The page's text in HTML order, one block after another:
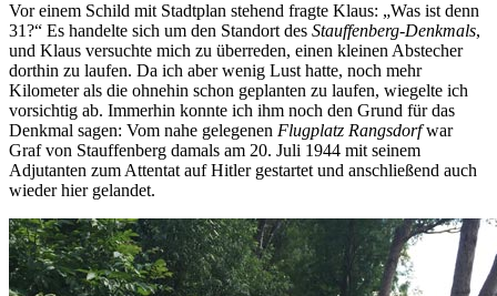
Vor einem Schild mit Stadtplan stehend fragte Klaus: „Was ist denn
31?“ Es handelte sich um den Standort des Stauffenberg-Denkmals,
und Klaus versuchte mich zu überreden, einen kleinen Abstecher
dorthin zu laufen. Da ich aber wenig Lust hatte, noch mehr
Kilometer als die ohnehin schon geplanten zu laufen, wiegelte ich
vorsichtig ab. Immerhin konnte ich ihm noch den Grund für das
Denkmal sagen: Vom nahe gelegenen Flugplatz Rangsdorfwar
Graf von Stauffenberg damals am 20. Juli 1944 mit seinem
Adjutanten zum Attentat auf Hitler gestartet und anschließend auch
wieder hier gelandet.